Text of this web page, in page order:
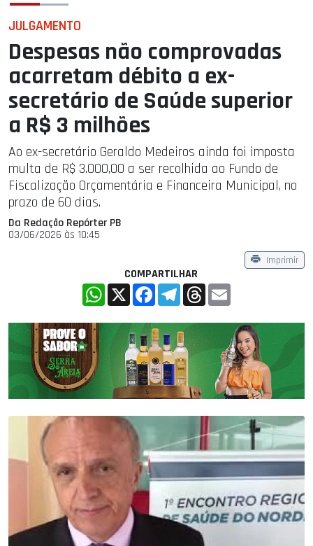
JULGAMENTO
Despesas não comprovadas
acarretam débito a ex-
secretário de Saúde superior
a R$ 3 milhões
Ao ex-secretário Geraldo Medeiros ainda foi imposta
multa de R$ 3.000,00 a ser recolhida ao Fundo de
Fiscalização Orçamentária e Financeira Municipal, no
prazo de 60 dias.
Da Redação Repórter PB
03/06/2026 às 10:45
Imprimir
COMPARTILHAR
WhatsApp
X FacebookTelegramThreads